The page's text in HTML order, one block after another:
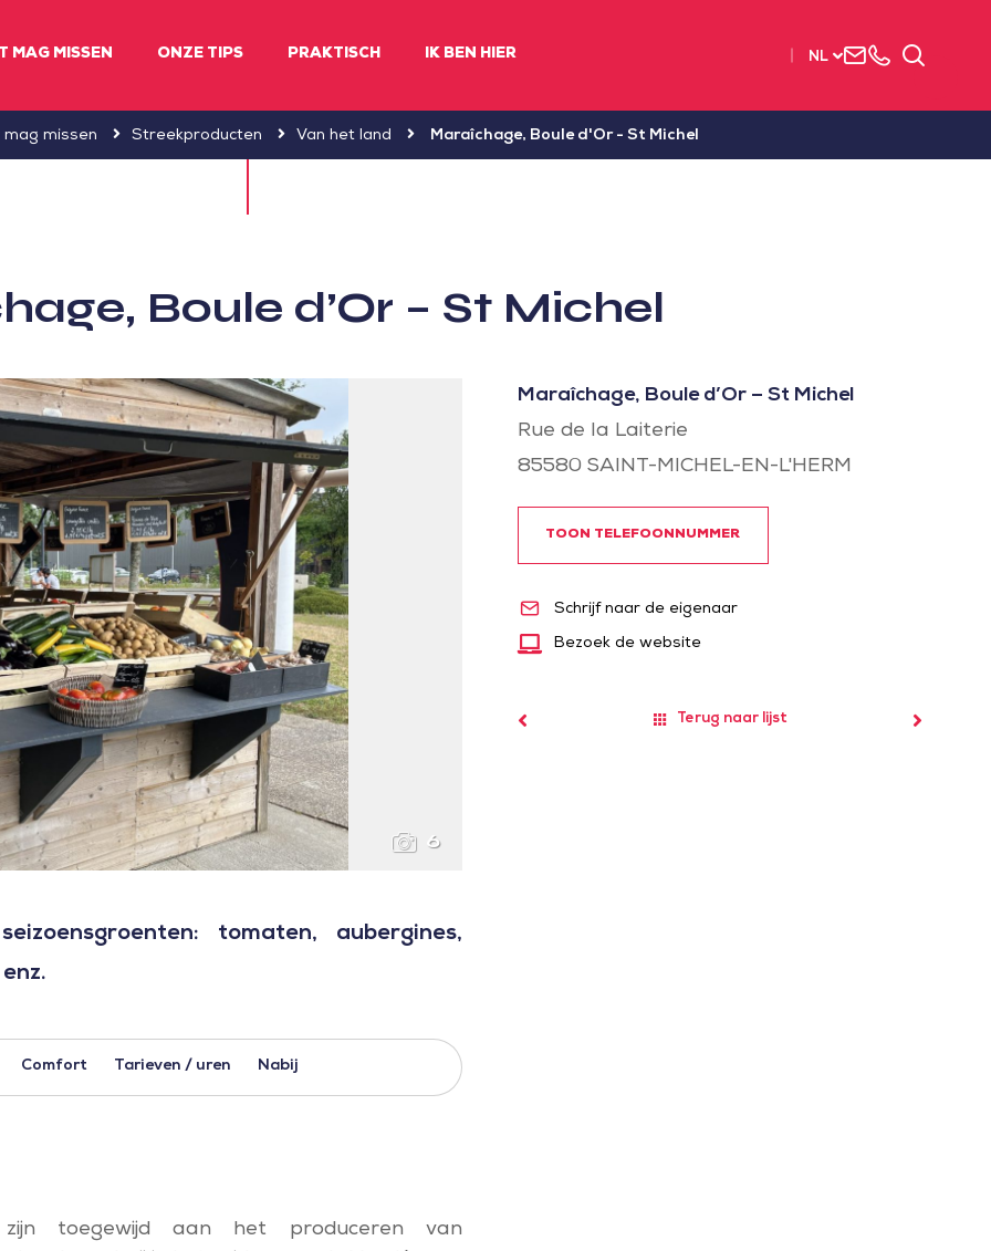
MAG MISSEN ONZE TIPS PRAKTISCH IK BEN HIER NL
Neem
003Zoeken
missen Streekproducten Van het land Maraîchage, Boule d'Or - St Michel
Boule d’Or – St Michel
6
tomaten, aubergines,
Comfort Tarieven / uren Nabij
toegewijd aan het produceren van
Maraîchage, Boule d’Or – St Michel
Rue de la Laiterie
85580 SAINT-MICHEL-EN-L'HERM
TOON TELEFOONNUMMER
Schrijf naar de eigenaar
Bezoek de website
Terug naar lijst